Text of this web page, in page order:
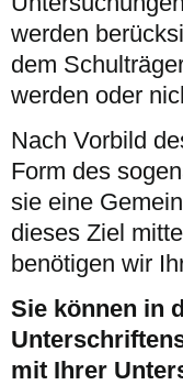
werden
dem
werden oder
Nach Vorbild
Form des
sie eine
dieses Ziel
benötigen wir
Sie können in
mit Ihrer